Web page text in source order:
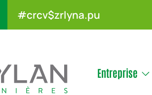
#crcv$zrlyna.pu
Entreprise